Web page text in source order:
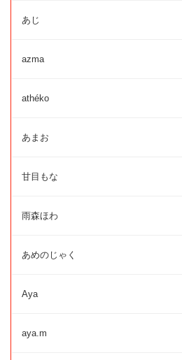
あじ
azma
athéko
あまお
甘目もな
雨森ほわ
あめのじゃく
Aya
aya.m